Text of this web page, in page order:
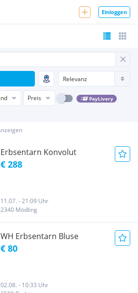
Einloggen
Preis PayLivery
Erbsentarn Konvolut
€ 288
11.07. - 21:09 Uhr
2340 Mödling
WH Erbsentarn Bluse
€ 80
02.08. - 10:33 Uhr